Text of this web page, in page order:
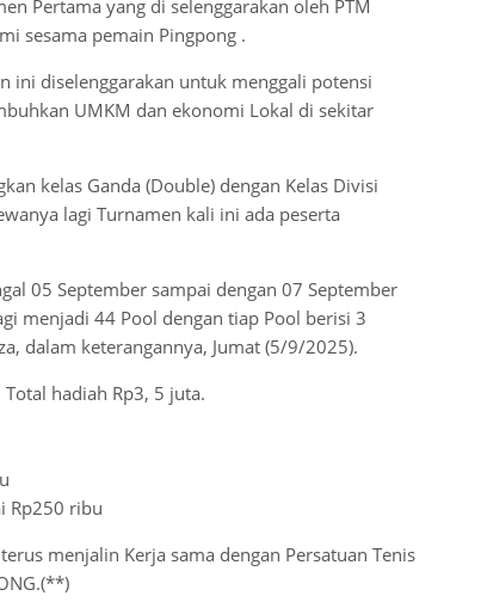
Pertama yang di selenggarakan oleh PTM
sesama pemain Pingpong .
ini diselenggarakan untuk menggali potensi
UMKM dan ekonomi Lokal di sekitar
kelas Ganda (Double) dengan Kelas Divisi
lagi Turnamen kali ini ada peserta
05 September sampai dengan 07 September
menjadi 44 Pool dengan tiap Pool berisi 3
dalam keterangannya, Jumat (5/9/2025).
hadiah Rp3, 5 juta.
Rp250 ribu
menjalin Kerja sama dengan Persatuan Tenis